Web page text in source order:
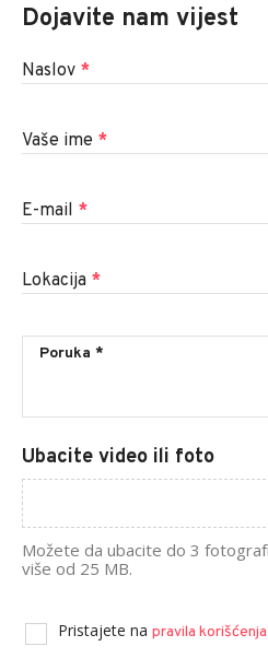
Dojavite nam vijest
Naslov *
Vaše ime *
E-mail *
Lokacija *
Ubacite video ili foto
Možete da ubacite do 3
više od 25 MB.
Pristajete na pravila korišćenja